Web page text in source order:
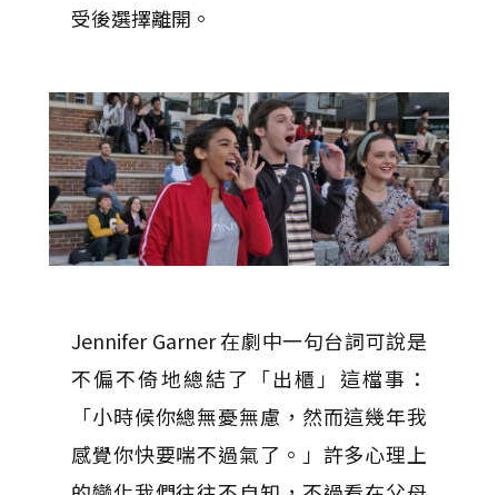
受後選擇離開。
Jennifer Garner 在劇中一句台詞可說是
不偏不倚地總結了「出櫃」這檔事：
「小時候你總無憂無慮，然而這幾年我
感覺你快要喘不過氣了。」許多心理上